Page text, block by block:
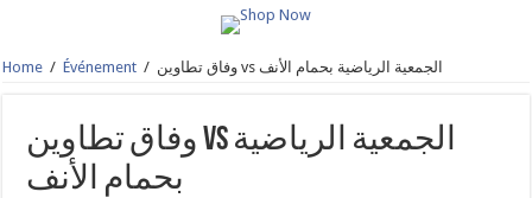
Home / Événement / وفاق تطاوين vs الجمعية الرياضية بحمام الأنف
وفاق تطاوين vs الجمعية الرياضية
بحمام الأنف